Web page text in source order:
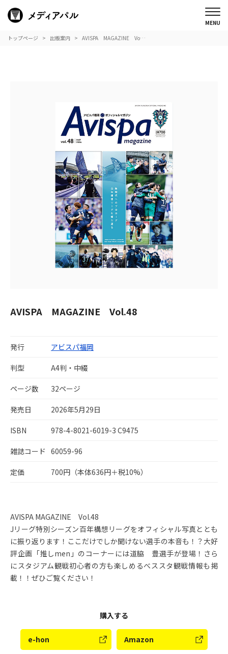
トップページ 出版案内 AVISPA MAGAZINE Vo…
AVISPA MAGAZINE Vol.48
発行 アビスパ福岡
判型 A4判・中綴
ページ数 32ページ
発売日 2026年5月29日
ISBN 978-4-8021-6019-3 C9475
雑誌コード 60059-96
定価 700円（本体636円＋税10%）
AVISPA MAGAZINE Vol.48
Jリーグ特別シーズン百年構想リーグをオフィシャル写真ととも
に振り返ります！ここだけでしか聞けない選手の本音も！？大好
評企画「推しmen」のコーナーには道脇 豊選手が登場！さら
にスタジアム観戦初心者の方も楽しめるべススタ観戦情報も掲
載！！ぜひご覧ください！
購入する
e-hon Amazon